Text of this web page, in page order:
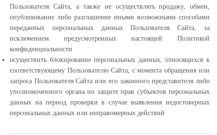
Пользователя Сайта, а также не осуществлять продажу, обмен,
опубликование либо разглашение иными возможными способами
переданных персональных данных Пользователя Сайта, за
исключением предусмотренных настоящей Политикой
конфиденциальности
осуществить блокирование персональных данных, относящихся к
соответствующему Пользователю Сайта, с момента обращения или
запроса Пользователя Сайта или его законного представителя либо
уполномоченного органа по защите прав субъектов персональных
данных на период проверки в случае выявления недостоверных
персональных данных или неправомерных действий